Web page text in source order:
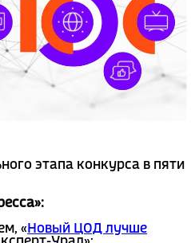
этапа конкурса в пяти
« Новый ЦОД лучше